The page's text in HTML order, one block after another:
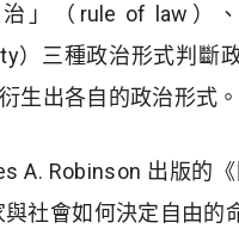
」（rule of law）
三種政治形式判斷
生出各自的政治形式
A. Robinson 出版的
社會如何決定自由的